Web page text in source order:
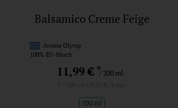
Balsamico Creme Feige
Aroma Olymp
100% EU-Misch
11,99 € */ 200 ml
200 ml